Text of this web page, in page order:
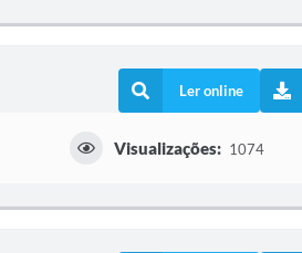
Ler online
Visualizações: 1074